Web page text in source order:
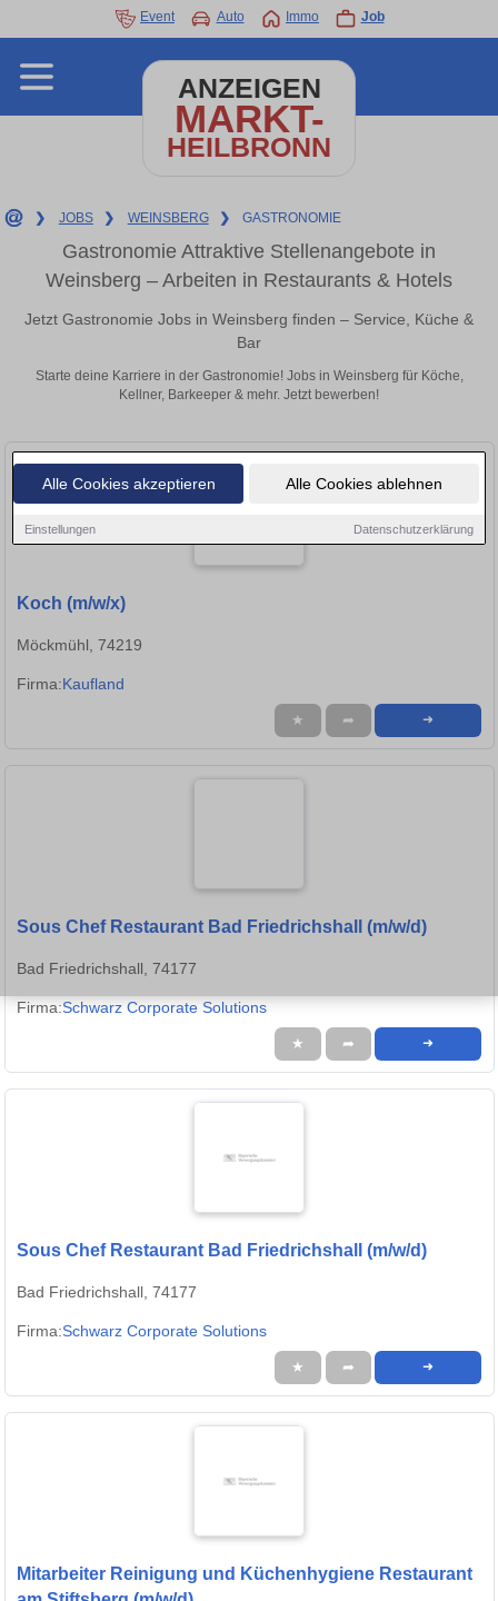
Alle Cookies akzeptieren Alle Cookies ablehnen
Einstellungen Datenschutzerklärung
Event Auto Immo Job
ANZEIGEN
MARKT-
HEILBRONN
❯ JOBS ❯ WEINSBERG ❯ GASTRONOMIE
Gastronomie Attraktive Stellenangebote in
Weinsberg – Arbeiten in Restaurants & Hotels
Jetzt Gastronomie Jobs in Weinsberg finden – Service, Küche &
Bar
Starte deine Karriere in der Gastronomie! Jobs in Weinsberg für Köche,
Kellner, Barkeeper & mehr. Jetzt bewerben!
Koch (m/w/x)
Möckmühl, 74219
Firma:Kaufland
★ ➦ ➜
Sous Chef Restaurant Bad Friedrichshall (m/w/d)
Bad Friedrichshall, 74177
Firma:Schwarz Corporate Solutions
★ ➦ ➜
Sous Chef Restaurant Bad Friedrichshall (m/w/d)
Bad Friedrichshall, 74177
Firma:Schwarz Corporate Solutions
★ ➦ ➜
Mitarbeiter Reinigung und Küchenhygiene Restaurant